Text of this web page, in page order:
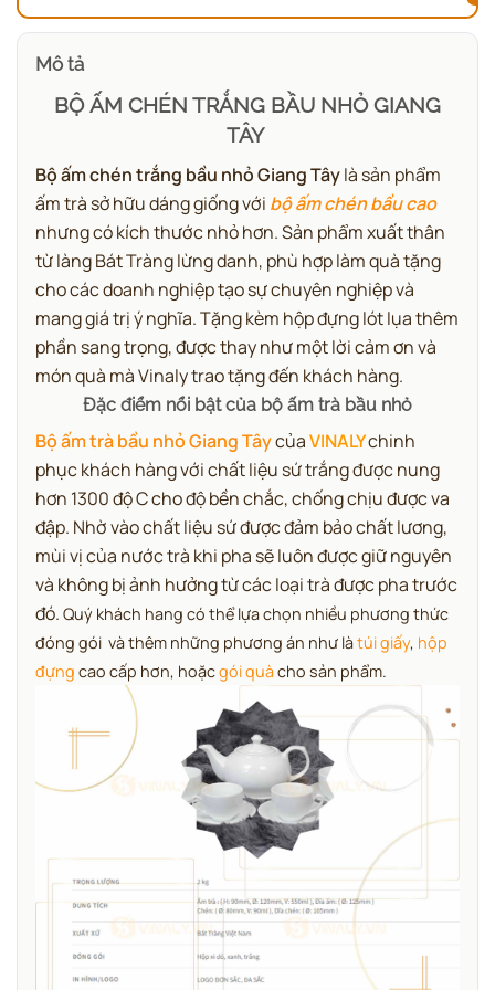
Mô tả
BỘ ẤM CHÉN TRẮNG BẦU NHỎ GIANG
TÂY
Bộ ấm chén trắng bầu nhỏ Giang Tâylà sản phẩm
ấm trà sở hữu dáng giống với bộ ấm chén bầu cao
nhưng có kích thước nhỏ hơn. Sản phẩm xuất thân
từ làng Bát Tràng lừng danh, phù hợp làm quà tặng
cho các doanh nghiệp tạo sự chuyên nghiệp và
mang giá trị ý nghĩa. Tặng kèm hộp đựng lót lụa thêm
phần sang trọng, được thay như một lời cảm ơn và
món quà mà Vinaly trao tặng đến khách hàng.
Đặc điểm nổi bật của bộ ấm trà bầu nhỏ
Bộ ấm trà bầu nhỏ Giang TâycủaVINALYchinh
phục khách hàng với chất liệu sứ trắng được nung
hơn 1300 độ C cho độ bền chắc, chống chịu được va
đập. Nhờ vào chất liệu sứ được đảm bảo chất lương,
mùi vị của nước trà khi pha sẽ luôn được giữ nguyên
và không bị ảnh hưởng từ các loại trà được pha trước
đó. Quý khách hang có thể lựa chọn nhiều phương thức
đóng gói và thêm những phương án như làtúi giấy, hộp
đựng cao cấp hơn, hoặcgói quàcho sản phẩm.